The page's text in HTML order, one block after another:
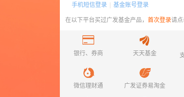
手机短信登录 基金账号登录
在以下平台买过广发基金产品， 首次登录请点
银行、券商 天天基金
微信理财通 广发证券易淘金